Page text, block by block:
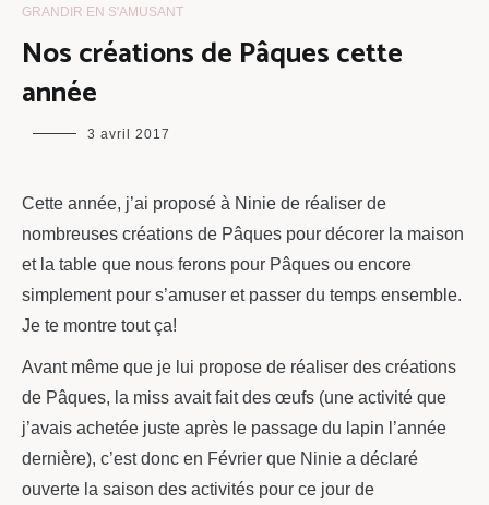
GRANDIR EN S'AMUSANT
Nos créations de Pâques cette
année
maman
3 avril 2017
Cette année, j’ai proposé à Ninie de réaliser de
nombreuses créations de Pâques pour décorer la maison
et la table que nous ferons pour Pâques ou encore
simplement pour s’amuser et passer du temps ensemble.
Je te montre tout ça!
Avant même que je lui propose de réaliser des créations
de Pâques, la miss avait fait des œufs (une activité que
j’avais achetée juste après le passage du lapin l’année
dernière), c’est donc en Février que Ninie a déclaré
ouverte la saison des activités pour ce jour de